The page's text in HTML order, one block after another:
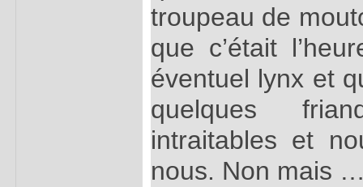
troupeau de
que c’était
éventuel lynx et
quelques
intraitables et
nous. Non mais